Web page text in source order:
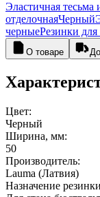
Эластичная тесьма
отделочнаяЧерный
черныеРезинки для
О товаре
Цвет:
Черный
Ширина, мм:
50
Производитель:
Lauma (Латвия)
Назначение